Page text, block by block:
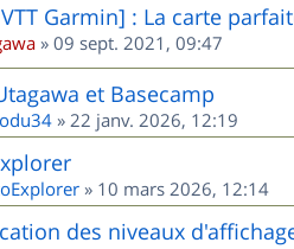
Garmin] : La carte
» 09 sept. 2021, 09:47
et Basecamp
» 22 janv. 2026, 12:19
» 10 mars 2026, 12:14
des niveaux